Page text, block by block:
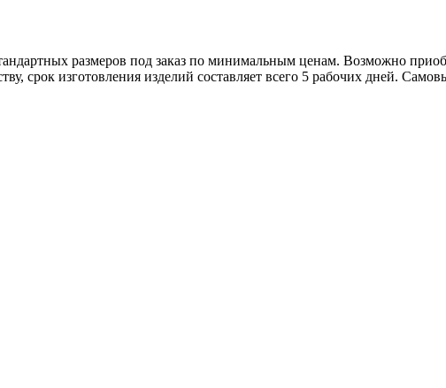
размеров под заказ по минимальным ценам. Возможно
срок изготовления изделий составляет всего 5 рабочих дней.